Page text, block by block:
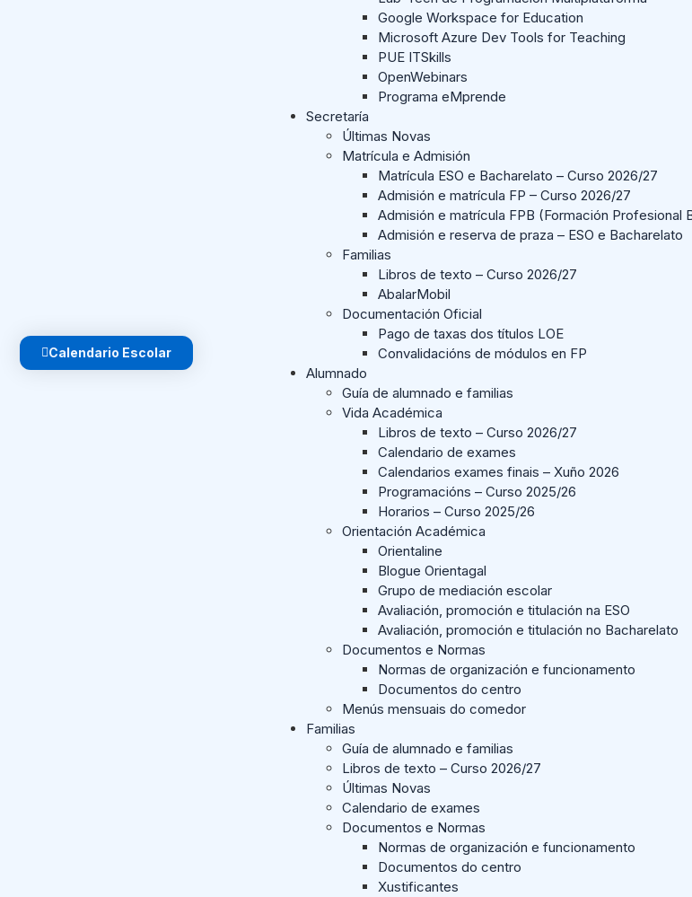
Calendario Escolar
Google Workspace for Education
Microsoft Azure Dev Tools for Teaching
PUE ITSkills
OpenWebinars
Programa eMprende
Secretaría
Últimas Novas
Matrícula e Admisión
Matrícula ESO e Bacharelato – Curso 2026/27
Admisión e matrícula FP – Curso 2026/27
Admisión e matrícula FPB (Formación Profesional
Admisión e reserva de praza – ESO e Bacharelato
Familias
Libros de texto – Curso 2026/27
AbalarMobil
Documentación Oficial
Pago de taxas dos títulos LOE
Convalidacións de módulos en FP
Alumnado
Guía de alumnado e familias
Vida Académica
Libros de texto – Curso 2026/27
Calendario de exames
Calendarios exames finais – Xuño 2026
Programacións – Curso 2025/26
Horarios – Curso 2025/26
Orientación Académica
Orientaline
Blogue Orientagal
Grupo de mediación escolar
Avaliación, promoción e titulación na ESO
Avaliación, promoción e titulación no Bacharelato
Documentos e Normas
Normas de organización e funcionamento
Documentos do centro
Menús mensuais do comedor
Familias
Guía de alumnado e familias
Libros de texto – Curso 2026/27
Últimas Novas
Calendario de exames
Documentos e Normas
Normas de organización e funcionamento
Documentos do centro
Xustificantes